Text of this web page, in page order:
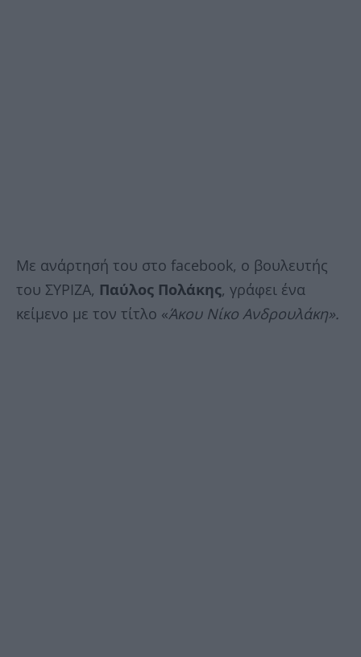
Με ανάρτησή του στο facebook, ο βουλευτής
του ΣΥΡΙΖΑ, Παύλος Πολάκης, γράφει ένα
κείμενο με τον τίτλο «Άκου Νίκο Ανδρουλάκη».